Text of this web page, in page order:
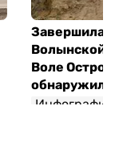
Волынской
Воле
обнаружили